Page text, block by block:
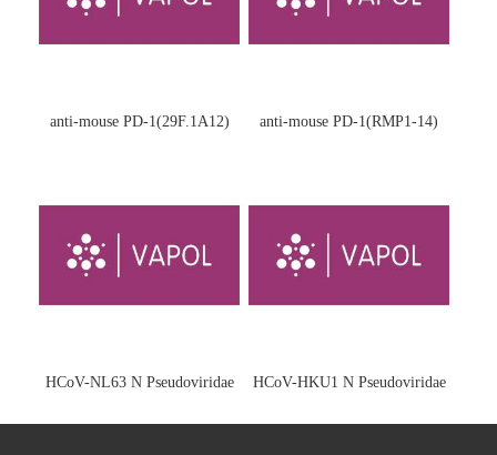
anti-mouse PD-1(29F.1A12) anti-mouse PD-1(RMP1-14)
HCoV-NL63 N Pseudoviridae HCoV-HKU1 N Pseudoviridae